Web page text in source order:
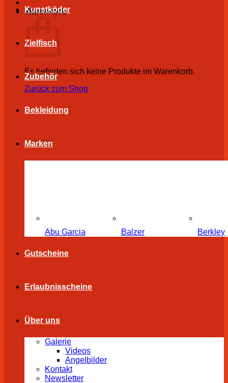
Warenkorb
Es befinden sich keine Produkte im Warenkorb.
Zurück zum Shop
Kunstköder
Zielfisch
Zubehör
Bekleidung
Marken
Abu Garcia Balzer Berkley
Gutscheine
Erlaubnisscheine
Über uns
Galerie
Videos
Angelbilder
Kontakt
Newsletter